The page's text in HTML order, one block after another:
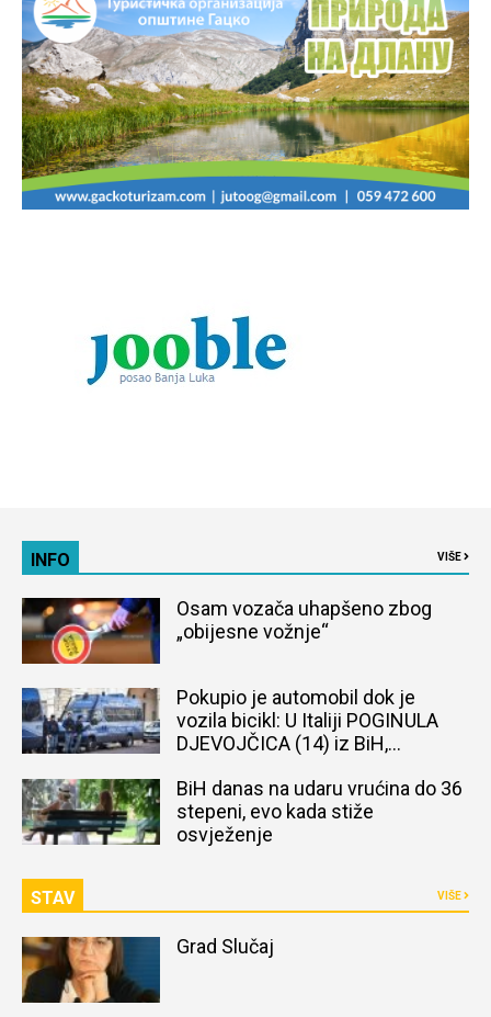
INFO VIŠE
Osam vozača uhapšeno zbog
„obijesne vožnje“
Pokupio je automobil dok je
vozila bicikl: U Italiji POGINULA
DJEVOJČICA (14) iz BiH,
BiH danas na udaru vrućina do 36
stepeni, evo kada stiže
osvježenje
STAV VIŠE
Grad Slučaj